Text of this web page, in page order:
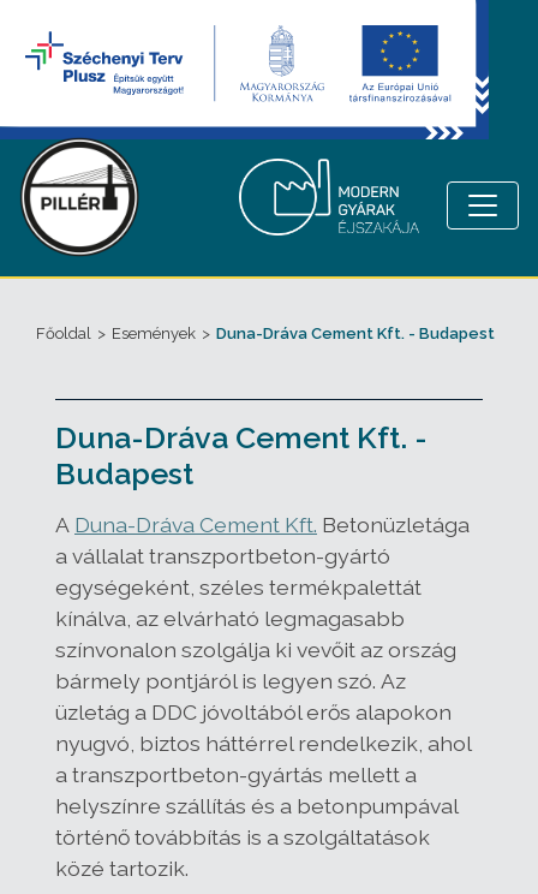
Főoldal > Események > Duna-Dráva Cement Kft. - Budapest
Duna-Dráva Cement Kft. -
Budapest
A Duna-Dráva Cement Kft. Betonüzletága
a vállalat transzportbeton-gyártó
egységeként, széles termékpalettát
kínálva, az elvárható legmagasabb
színvonalon szolgálja ki vevőit az ország
bármely pontjáról is legyen szó. Az
üzletág a DDC jóvoltából erős alapokon
nyugvó, biztos háttérrel rendelkezik, ahol
a transzportbeton-gyártás mellett a
helyszínre szállítás és a betonpumpával
történő továbbítás is a szolgáltatások
közé tartozik.